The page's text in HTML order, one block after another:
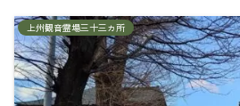
上州観音霊場三十三ヵ所